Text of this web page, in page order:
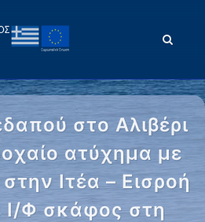
στο Αλιβέρι
ατύχημα με
Ιτέα – Εισροή
Ι/Φ σκάφος στη